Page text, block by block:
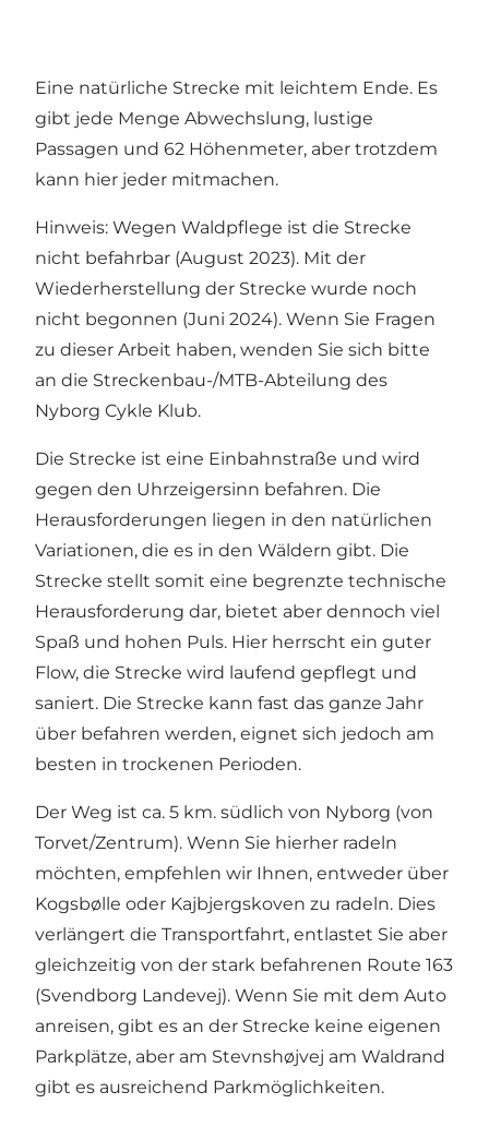
Eine natürliche Strecke mit leichtem Ende. Es
gibt jede Menge Abwechslung, lustige
Passagen und 62 Höhenmeter, aber trotzdem
kann hier jeder mitmachen.
Hinweis: Wegen Waldpflege ist die Strecke
nicht befahrbar (August 2023). Mit der
Wiederherstellung der Strecke wurde noch
nicht begonnen (Juni 2024). Wenn Sie Fragen
zu dieser Arbeit haben, wenden Sie sich bitte
an die Streckenbau-/MTB-Abteilung des
Nyborg Cykle Klub.
Die Strecke ist eine Einbahnstraße und wird
gegen den Uhrzeigersinn befahren. Die
Herausforderungen liegen in den natürlichen
Variationen, die es in den Wäldern gibt. Die
Strecke stellt somit eine begrenzte technische
Herausforderung dar, bietet aber dennoch viel
Spaß und hohen Puls. Hier herrscht ein guter
Flow, die Strecke wird laufend gepflegt und
saniert. Die Strecke kann fast das ganze Jahr
über befahren werden, eignet sich jedoch am
besten in trockenen Perioden.
Der Weg ist ca. 5 km. südlich von Nyborg (von
Torvet/Zentrum). Wenn Sie hierher radeln
möchten, empfehlen wir Ihnen, entweder über
Kogsbølle oder Kajbjergskoven zu radeln. Dies
verlängert die Transportfahrt, entlastet Sie aber
gleichzeitig von der stark befahrenen Route 163
(Svendborg Landevej). Wenn Sie mit dem Auto
anreisen, gibt es an der Strecke keine eigenen
Parkplätze, aber am Stevnshøjvej am Waldrand
gibt es ausreichend Parkmöglichkeiten.